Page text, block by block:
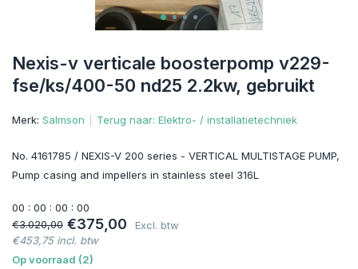
Nexis-v verticale boosterpomp v229-
fse/ks/400-50 nd25 2.2kw, gebruikt
Merk: Salmson Terug naar: Elektro- / installatietechniek
No. 4161785 / NEXIS-V 200 series - VERTICAL MULTISTAGE PUMP,
Pump casing and impellers in stainless steel 316L
00 : 00 : 00 : 00
€3.020,00 €375,00
Excl. btw
€453,75 incl. btw
Op voorraad (2)